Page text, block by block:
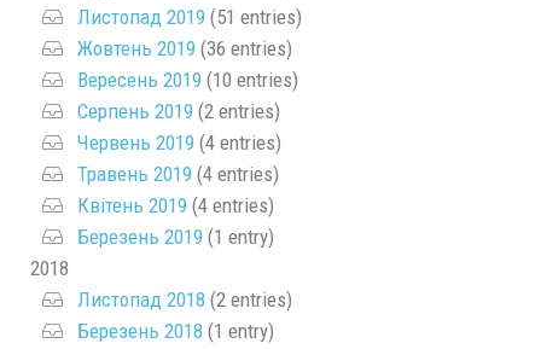
Листопад 2019 (51 entries)
Жовтень 2019 (36 entries)
Вересень 2019 (10 entries)
Серпень 2019 (2 entries)
Червень 2019 (4 entries)
Травень 2019 (4 entries)
Квітень 2019 (4 entries)
Березень 2019 (1 entry)
2018
Листопад 2018 (2 entries)
Березень 2018 (1 entry)